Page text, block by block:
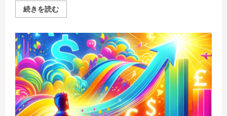
続きを読むサ
ロ
ロ
ワ
イ
ヤ
ル：
伝
統
と
革
新
が